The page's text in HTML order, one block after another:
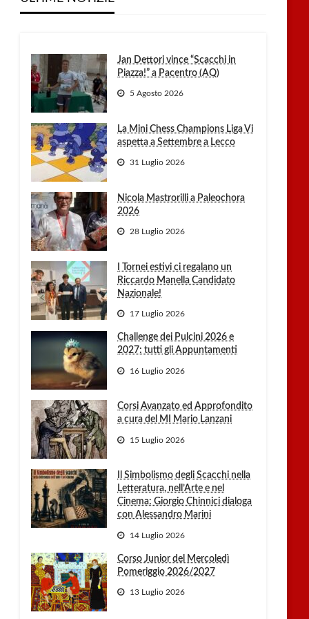
Jan Dettori vince “Scacchi in
Piazza!” a Pacentro (AQ)
5 Agosto 2026
La Mini Chess Champions Liga Vi
aspetta a Settembre a Lecco
31 Luglio 2026
Nicola Mastrorilli a Paleochora
2026
28 Luglio 2026
I Tornei estivi ci regalano un
Riccardo Manella Candidato
Nazionale!
17 Luglio 2026
Challenge dei Pulcini 2026 e
2027: tutti gli Appuntamenti
16 Luglio 2026
Corsi Avanzato ed Approfondito
a cura del MI Mario Lanzani
15 Luglio 2026
Il Simbolismo degli Scacchi nella
Letteratura, nell’Arte e nel
Cinema: Giorgio Chinnici dialoga
con Alessandro Marini
14 Luglio 2026
Corso Junior del Mercoledì
Pomeriggio 2026/2027
13 Luglio 2026